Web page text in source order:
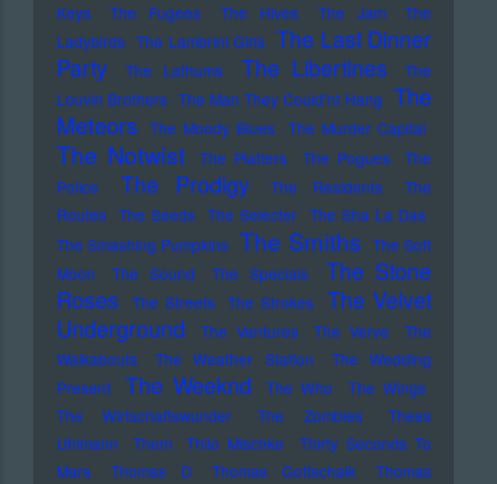
Keys
The Fugees The Hives The Jam
The
Ladybirds The Lambrini Girls The Last Dinner
Party
The Lathums The Libertines
The
Louvin Brothers The Man They Could'nt Hang The
Meteors The Moody Blues The Murder Capital
The Notwist The Platters The Pogues
The
Police
The Prodigy The Residents
The
Routes The Seeds The Selecter The Sha La Das
The Smashing Pumpkins The Smiths The Soft
Moon
The Sound The Specials
The Stone
Roses
The Streets The Strokes
The Velvet
Underground
The Ventures The Verve
The
Walkabouts
The Weather Station
The Wedding
Present
The Weeknd The Who
The Wings
The Wirtschaftswunder
The Zombies
Thees
Uhlmann
Them Thilo Mischke
Thirty Seconds To
Mars
Thomas D Thomas Gottschalk
Thomas